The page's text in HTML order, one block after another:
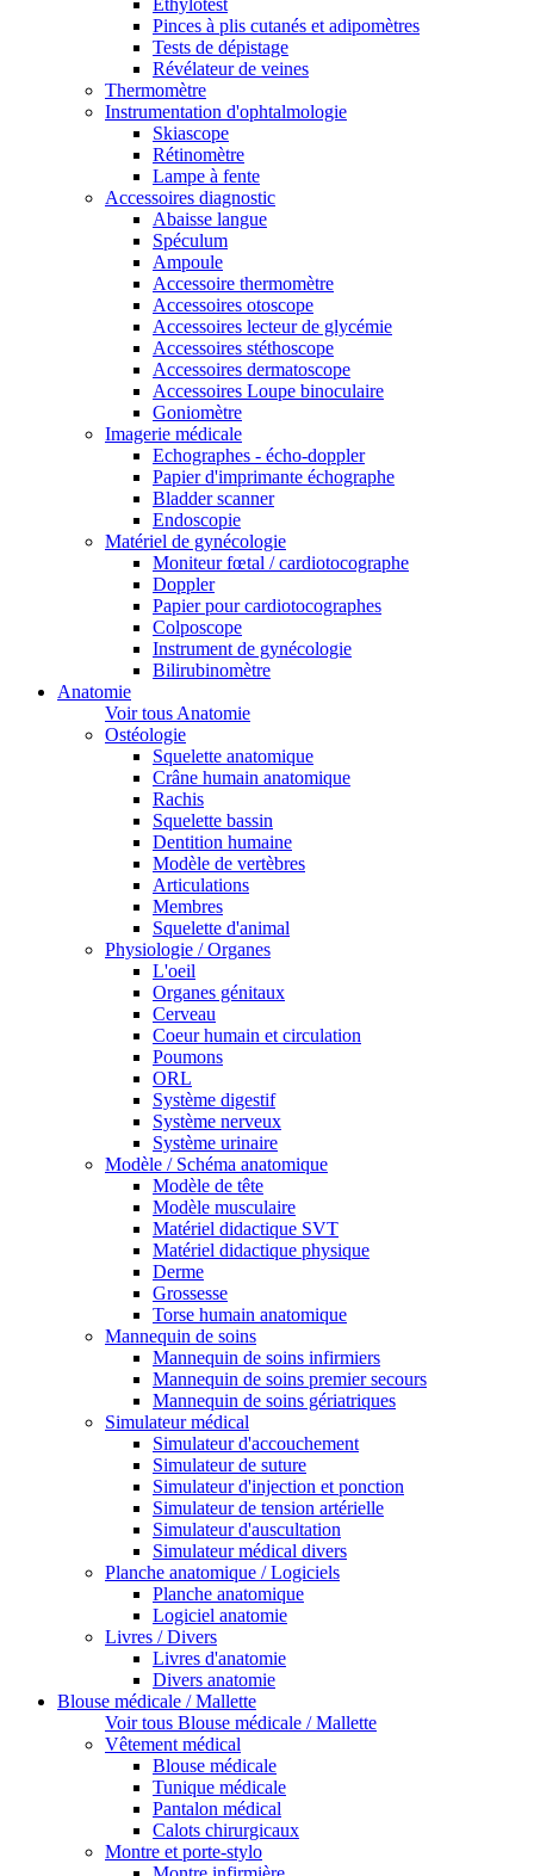
Ethylotest
Pinces à plis cutanés et adipomètres
Tests de dépistage
Révélateur de veines
Thermomètre
Instrumentation d'ophtalmologie
Skiascope
Rétinomètre
Lampe à fente
Accessoires diagnostic
Abaisse langue
Spéculum
Ampoule
Accessoire thermomètre
Accessoires otoscope
Accessoires lecteur de glycémie
Accessoires stéthoscope
Accessoires dermatoscope
Accessoires Loupe binoculaire
Goniomètre
Imagerie médicale
Echographes - écho-doppler
Papier d'imprimante échographe
Bladder scanner
Endoscopie
Matériel de gynécologie
Moniteur fœtal / cardiotocographe
Doppler
Papier pour cardiotocographes
Colposcope
Instrument de gynécologie
Bilirubinomètre
Anatomie
Voir tous Anatomie
Ostéologie
Squelette anatomique
Crâne humain anatomique
Rachis
Squelette bassin
Dentition humaine
Modèle de vertèbres
Articulations
Membres
Squelette d'animal
Physiologie / Organes
L'oeil
Organes génitaux
Cerveau
Coeur humain et circulation
Poumons
ORL
Système digestif
Système nerveux
Système urinaire
Modèle / Schéma anatomique
Modèle de tête
Modèle musculaire
Matériel didactique SVT
Matériel didactique physique
Derme
Grossesse
Torse humain anatomique
Mannequin de soins
Mannequin de soins infirmiers
Mannequin de soins premier secours
Mannequin de soins gériatriques
Simulateur médical
Simulateur d'accouchement
Simulateur de suture
Simulateur d'injection et ponction
Simulateur de tension artérielle
Simulateur d'auscultation
Simulateur médical divers
Planche anatomique / Logiciels
Planche anatomique
Logiciel anatomie
Livres / Divers
Livres d'anatomie
Divers anatomie
Blouse médicale / Mallette
Voir tous Blouse médicale / Mallette
Vêtement médical
Blouse médicale
Tunique médicale
Pantalon médical
Calots chirurgicaux
Montre et porte-stylo